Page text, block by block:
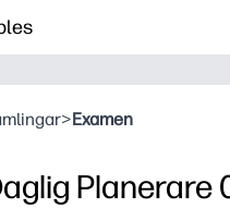
>Examen
Planerare